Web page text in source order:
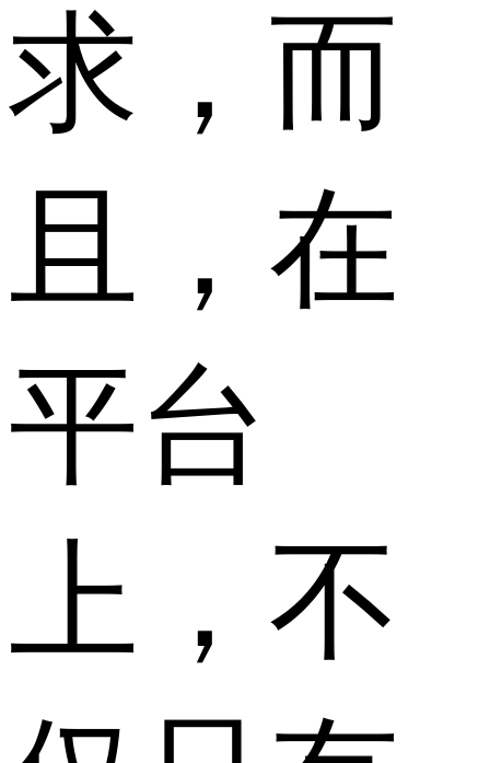
求，而
且，在
平台
上，不